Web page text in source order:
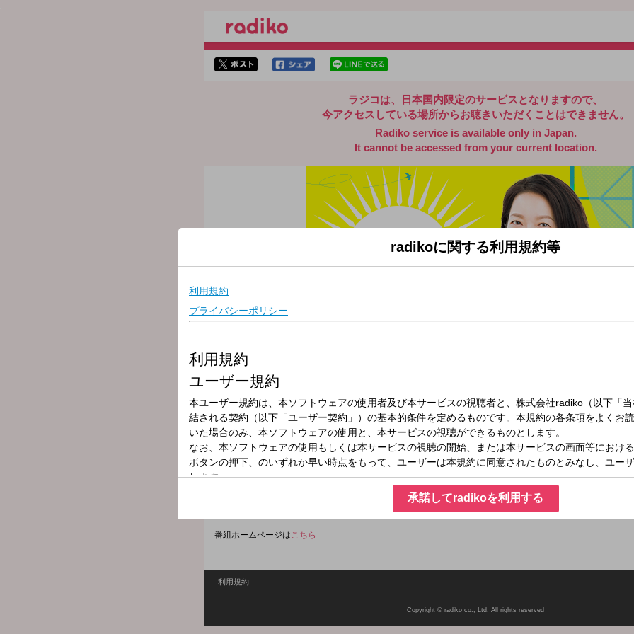
ラジコは、日本国内限定のサービスとなりますので、
今アクセスしている場所からお聴きいただくことはできません。
Radiko service is available only in Japan.
It cannot be accessed from your current location.
放送局
放送時間
2025年9月16日（火）07:37～07:42
番組名
羽田美智子のいってらっしゃい
晴れの日や雨の日、気分が明るい時、ちょっと暗い時、そんなあなたの朝に『いってらっしゃい』の言葉を届
あなたの朝がいつもイイ朝でありますように… メールアドレス：
番組ホームページはこちら
利用規約
Copyright © radiko co., Ltd. All rights reserved
radikoに関する利用規約等
承諾してradikoを利用する